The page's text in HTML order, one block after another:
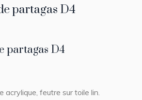
partagas D4
partagas D4
acrylique, feutre sur toile lin.